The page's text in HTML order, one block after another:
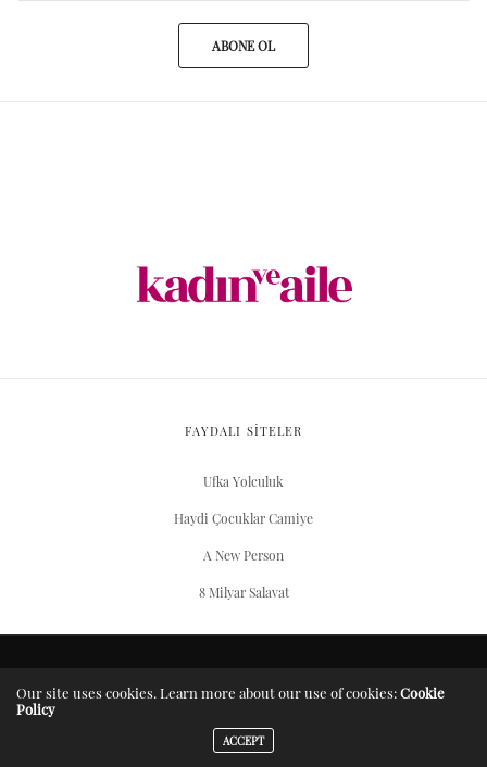
ABONE OL
FAYDALI SİTELER
Ufka Yolculuk
Haydi Çocuklar Camiye
A New Person
8 Milyar Salavat
Our site uses cookies. Learn more about our use of cookies:Cookie
Policy
ACCEPT